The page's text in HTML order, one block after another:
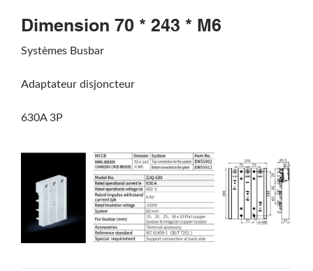
Dimension 70 * 243 * M6
Systèmes Busbar
Adaptateur disjoncteur
630A 3P